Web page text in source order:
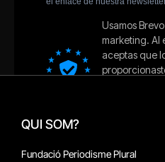
QUI SOM?
Fundació Periodisme Plural